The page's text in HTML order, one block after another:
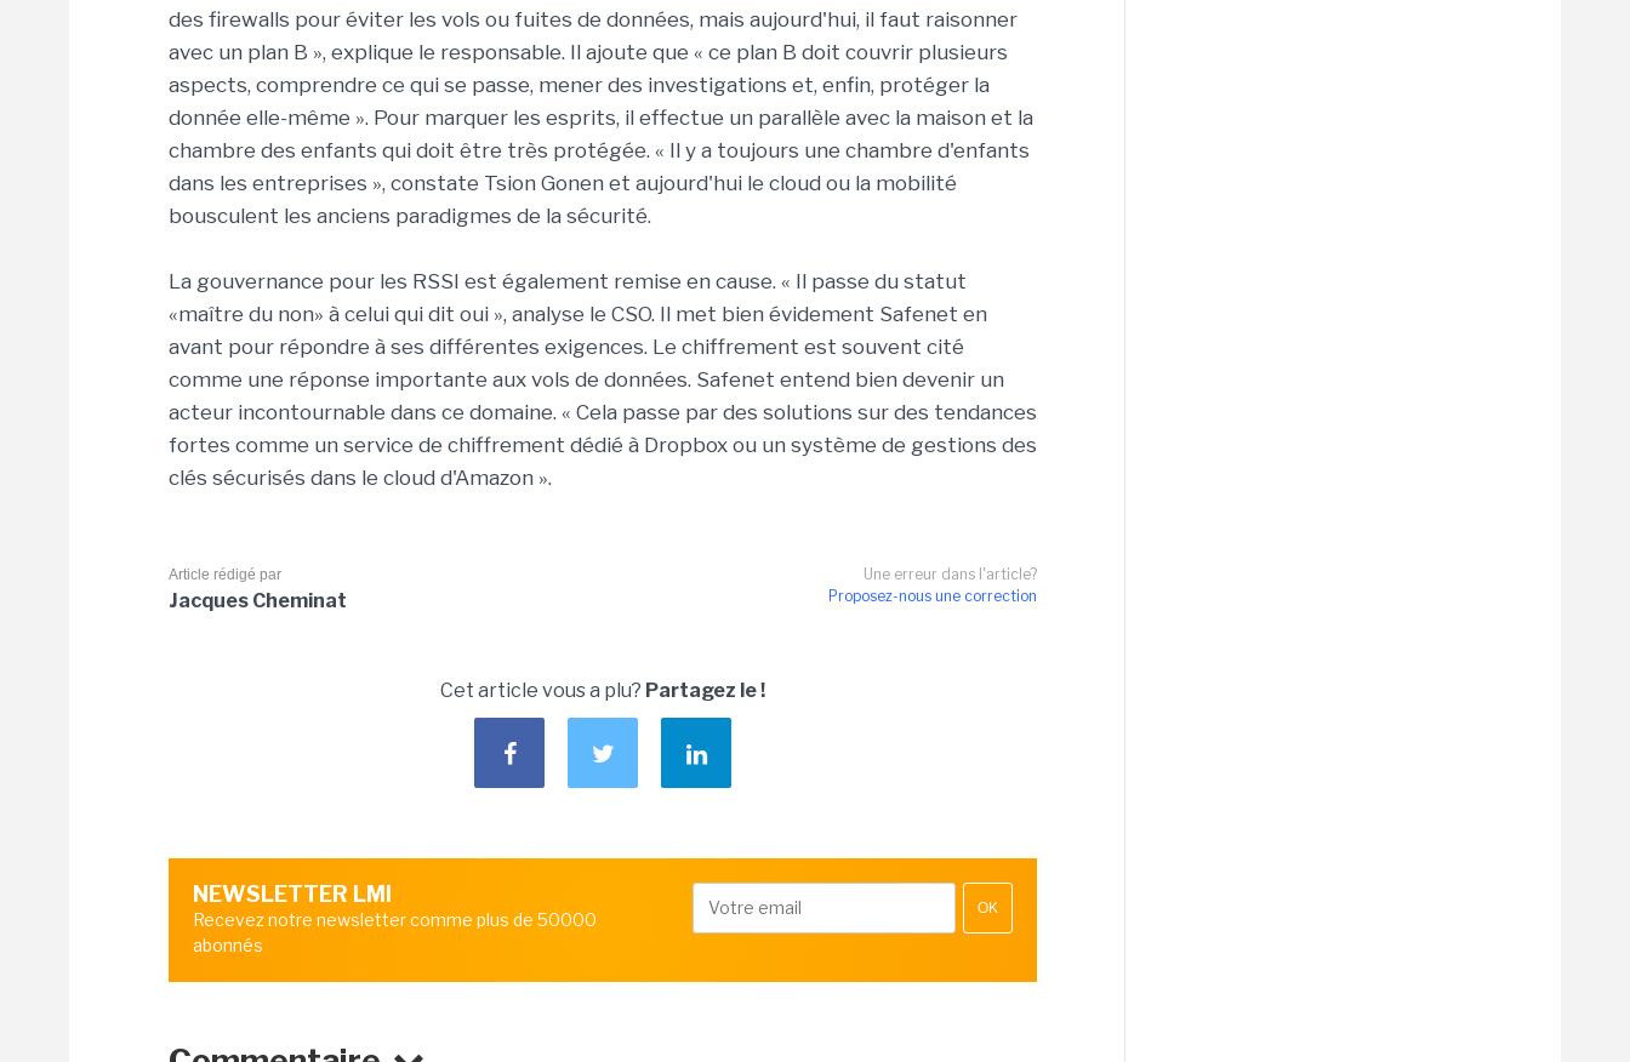
des firewalls pour éviter les vols ou fuites de données, mais aujourd'hui, il faut raisonner
avec un plan B », explique le responsable. Il ajoute que « ce plan B doit couvrir plusieurs
aspects, comprendre ce qui se passe, mener des investigations et, enfin, protéger la
donnée elle-même ». Pour marquer les esprits, il effectue un parallèle avec la maison et la
chambre des enfants qui doit être très protégée. « Il y a toujours une chambre d'enfants
dans les entreprises », constate Tsion Gonen et aujourd'hui le cloud ou la mobilité
bousculent les anciens paradigmes de la sécurité.
La gouvernance pour les RSSI est également remise en cause. « Il passe du statut
«maître du non» à celui qui dit oui », analyse le CSO. Il met bien évidement Safenet en
avant pour répondre à ses différentes exigences. Le chiffrement est souvent cité
comme une réponse importante aux vols de données. Safenet entend bien devenir un
acteur incontournable dans ce domaine. « Cela passe par des solutions sur des tendances
fortes comme un service de chiffrement dédié à Dropbox ou un système de gestions des
clés sécurisés dans le cloud d'Amazon ».
Une erreur dans l'article?
Proposez-nous une correction
Article rédigé par
Jacques Cheminat
Cet article vous a plu? Partagez le !
NEWSLETTER LMI
Recevez notre newsletter comme plus de 50000
abonnés
OK